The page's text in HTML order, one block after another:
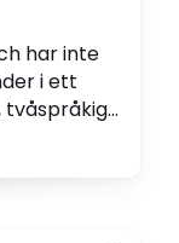
har inte
i ett